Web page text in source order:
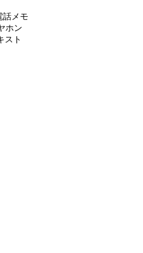
話メモ
ホン
スト